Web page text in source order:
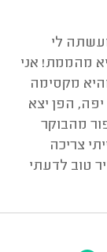
לי
מהממת! אני
מקסימה
הפן יצא
מהבוקר
צריכה
טוב לדעתי